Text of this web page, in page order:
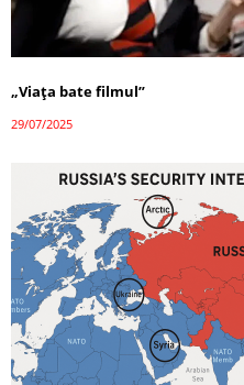
„Viața bate filmul”
29/07/2025